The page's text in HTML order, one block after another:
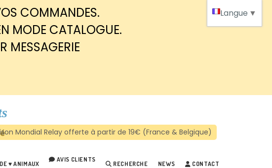
COMMANDES.
MODE CATALOGUE.
MESSAGERIE
♥ ANIMAUX
AVIS CLIENTS
RECHERCHE NEWS CONTACT
Langue ▼